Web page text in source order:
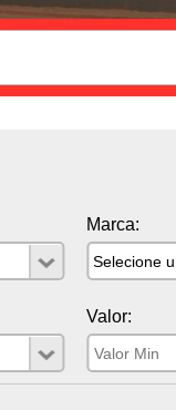
Marca:
Valor: